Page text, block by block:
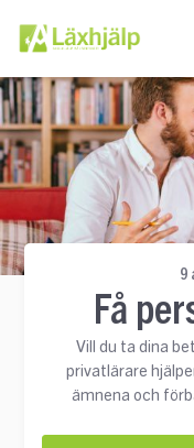
9
Få
Vill du ta dina
privatlärare
ämnena och